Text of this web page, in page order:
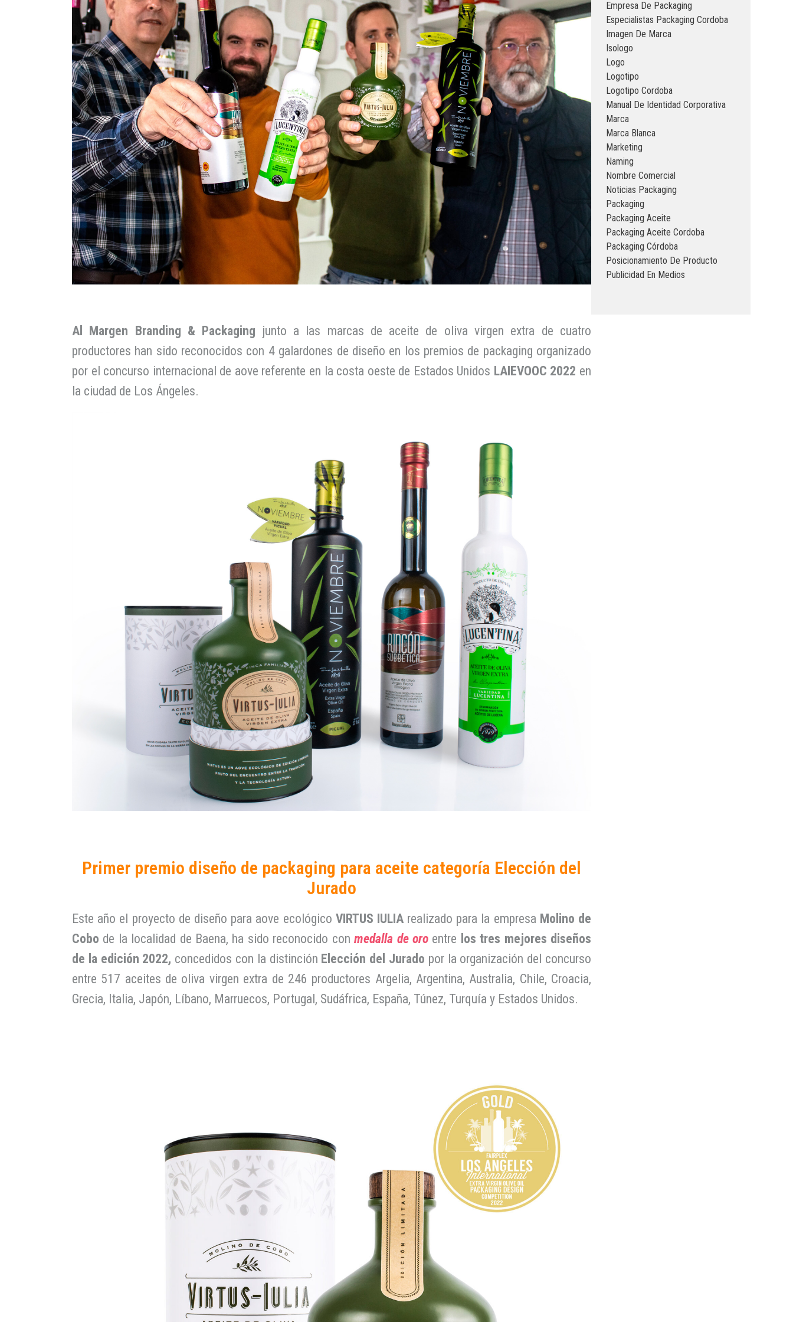
Al Margen Branding & Packaging junto a las marcas de aceite de oliva virgen extra de cuatro
productores han sido reconocidos con 4 galardones de diseño en los premios de packaging organizado
por el concurso internacional de aove referente en la costa oeste de Estados Unidos LAIEVOOC 2022 en
la ciudad de Los Ángeles.
Primer premio diseño de packaging para aceite categoría Elección del
Jurado
Este año el proyecto de diseño para aove ecológico VIRTUS IULIArealizado para la empresa Molino de
Cobo de la localidad de Baena, ha sido reconocido conmedalla de oroentre los tres mejores diseños
de la edición 2022, concedidos con la distinción Elección del Jurado por la organización del concurso
entre 517 aceites de oliva virgen extra de 246 productores Argelia, Argentina, Australia, Chile, Croacia,
Grecia, Italia, Japón, Líbano, Marruecos, Portugal, Sudáfrica, España, Túnez, Turquía y Estados Unidos.
Empresa De Packaging
Especialistas Packaging Cordoba
Imagen De Marca
Isologo
Logo
Logotipo
Logotipo Cordoba
Manual De Identidad Corporativa
Marca
Marca Blanca
Marketing
Naming
Nombre Comercial
Noticias Packaging
Packaging
Packaging Aceite
Packaging Aceite Cordoba
Packaging Córdoba
Posicionamiento De Producto
Publicidad En Medios